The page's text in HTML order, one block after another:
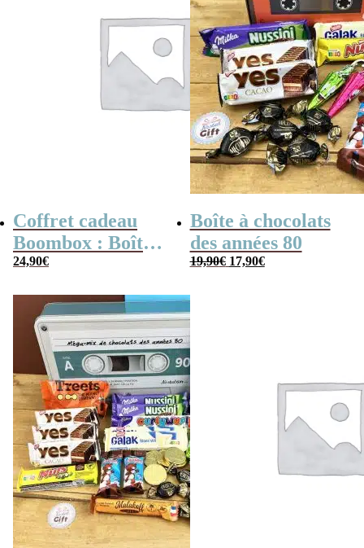
Coffret cadeau
Boombox : Boîte
bonbons des
Coffret bonbon
24,90€
Boîte à chocolats
des années 80
19,90€ Le
prix
17,90€Le
prix